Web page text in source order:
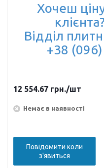
Хочеш
Відділ
+38
12 554.67 грн./шт
Немає в наявності
Повідомити коли
з'явиться